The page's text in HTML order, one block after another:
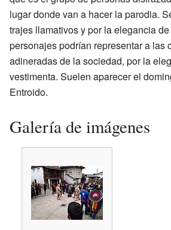
lugar donde van a hacer la parodia.
trajes llamativos y por la elegancia
personajes podrían representar a las
adineradas de la sociedad, por la
vestimenta. Suelen aparecer el
Entroido.
Galería de imágenes